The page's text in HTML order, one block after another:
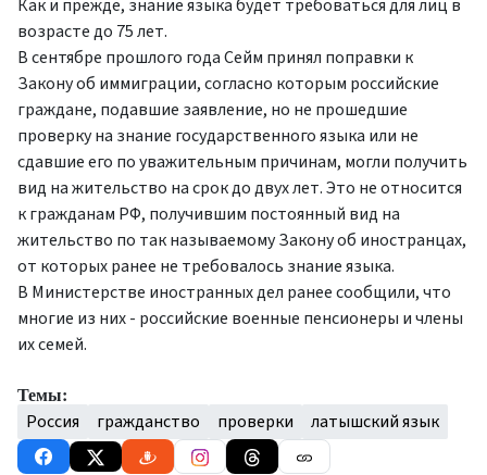
Как и прежде, знание языка будет требоваться для лиц в
возрасте до 75 лет.
В сентябре прошлого года Сейм принял поправки к
Закону об иммиграции, согласно которым российские
граждане, подавшие заявление, но не прошедшие
проверку на знание государственного языка или не
сдавшие его по уважительным причинам, могли получить
вид на жительство на срок до двух лет. Это не относится
к гражданам РФ, получившим постоянный вид на
жительство по так называемому Закону об иностранцах,
от которых ранее не требовалось знание языка.
В Министерстве иностранных дел ранее сообщили, что
многие из них - российские военные пенсионеры и члены
их семей.
Темы:
Россия гражданство проверки латышский язык